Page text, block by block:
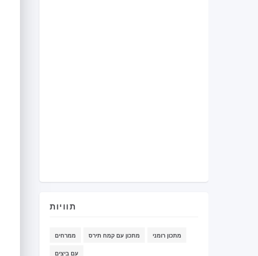
תוויות
ממרחים מתכון עם קמח תירס מתכון רומני
עם ביצים